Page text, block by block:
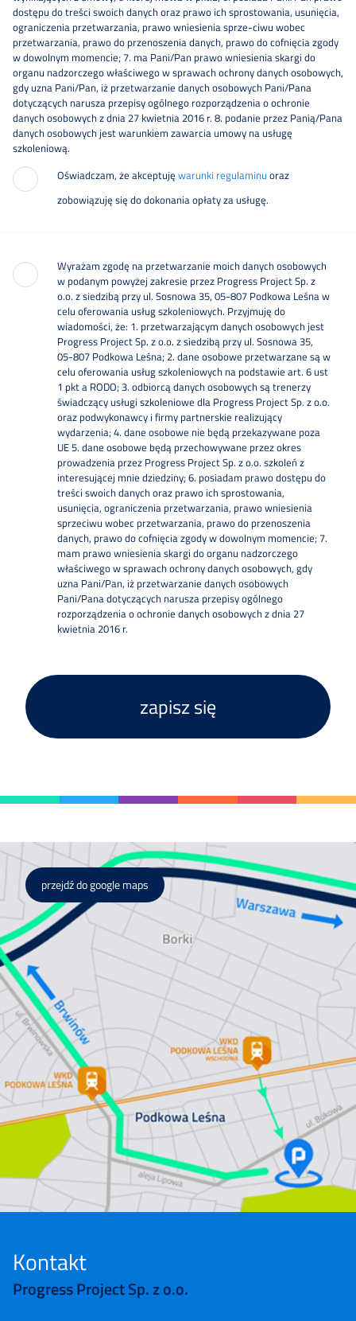
dostępu do treści swoich danych oraz prawo ich sprostowania, usunięcia,
ograniczenia przetwarzania, prawo wniesienia sprze-ciwu wobec
przetwarzania, prawo do przenoszenia danych, prawo do cofnięcia zgody
w dowolnym momencie; 7. ma Pani/Pan prawo wniesienia skargi do
organu nadzorczego właściwego w sprawach ochrony danych osobowych,
gdy uzna Pani/Pan, iż przetwarzanie danych osobowych Pani/Pana
dotyczących narusza przepisy ogólnego rozporządzenia o ochronie
danych osobowych z dnia 27 kwietnia 2016 r. 8. podanie przez Panią/Pana
danych osobowych jest warunkiem zawarcia umowy na usługę
szkoleniową.
Oświadczam, że akceptuję warunki regulaminu oraz
zobowiązuję się do dokonania opłaty za usługę.
Wyrażam zgodę na przetwarzanie moich danych osobowych
w podanym powyżej zakresie przez Progress Project Sp. z
o.o. z siedzibą przy ul. Sosnowa 35, 05-807 Podkowa Leśna w
celu oferowania usług szkoleniowych. Przyjmuję do
wiadomości, że: 1. przetwarzającym danych osobowych jest
Progress Project Sp. z o.o. z siedzibą przy ul. Sosnowa 35,
05-807 Podkowa Leśna; 2. dane osobowe przetwarzane są w
celu oferowania usług szkoleniowych na podstawie art. 6 ust
1 pkt a RODO; 3. odbiorcą danych osobowych są trenerzy
świadczący usługi szkoleniowe dla Progress Project Sp. z o.o.
oraz podwykonawcy i firmy partnerskie realizujący
wydarzenia; 4. dane osobowe nie będą przekazywane poza
UE 5. dane osobowe będą przechowywane przez okres
prowadzenia przez Progress Project Sp. z o.o. szkoleń z
interesującej mnie dziedziny; 6. posiadam prawo dostępu do
treści swoich danych oraz prawo ich sprostowania,
usunięcia, ograniczenia przetwarzania, prawo wniesienia
sprzeciwu wobec przetwarzania, prawo do przenoszenia
danych, prawo do cofnięcia zgody w dowolnym momencie; 7.
mam prawo wniesienia skargi do organu nadzorczego
właściwego w sprawach ochrony danych osobowych, gdy
uzna Pani/Pan, iż przetwarzanie danych osobowych
Pani/Pana dotyczących narusza przepisy ogólnego
rozporządzenia o ochronie danych osobowych z dnia 27
kwietnia 2016 r.
zapisz się
przejdź do google maps
Kontakt
Progress Project Sp. z o.o.